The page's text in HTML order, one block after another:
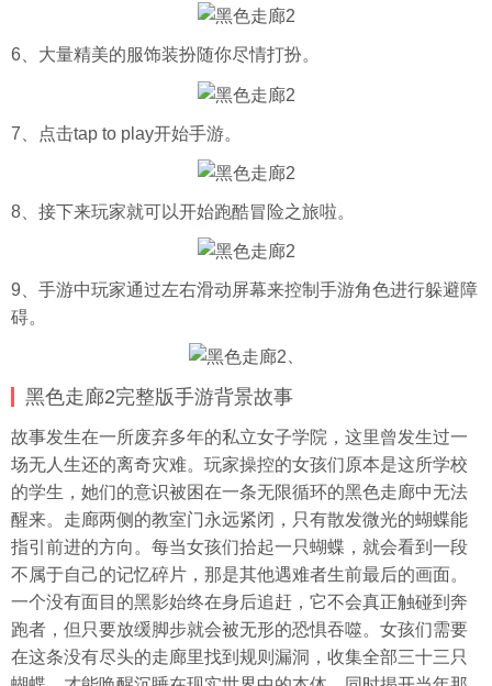
6、大量精美的服饰装扮随你尽情打扮。
7、点击tap to play开始手游。
8、接下来玩家就可以开始跑酷冒险之旅啦。
9、手游中玩家通过左右滑动屏幕来控制手游角色进行躲避障
碍。
黑色走廊2完整版手游背景故事
故事发生在一所废弃多年的私立女子学院，这里曾发生过一
场无人生还的离奇灾难。玩家操控的女孩们原本是这所学校
的学生，她们的意识被困在一条无限循环的黑色走廊中无法
醒来。走廊两侧的教室门永远紧闭，只有散发微光的蝴蝶能
指引前进的方向。每当女孩们拾起一只蝴蝶，就会看到一段
不属于自己的记忆碎片，那是其他遇难者生前最后的画面。
一个没有面目的黑影始终在身后追赶，它不会真正触碰到奔
跑者，但只要放缓脚步就会被无形的恐惧吞噬。女孩们需要
在这条没有尽头的走廊里找到规则漏洞，收集全部三十三只